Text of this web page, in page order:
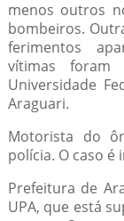
menos outros
bombeiros.
ferimentos
vítimas foram
Universidade
Araguari.
Motorista do
polícia. O caso é
Prefeitura de
UPA, que está